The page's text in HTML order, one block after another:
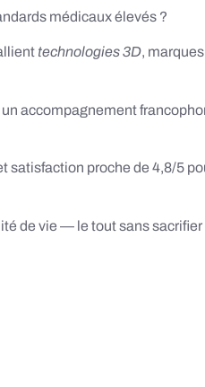
médicaux élevés ?
technologies 3D,
accompagnement
proche de 4,8/5
de vie — le tout sans